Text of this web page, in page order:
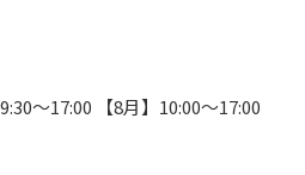
～17:00 【8月】10:00～17:00